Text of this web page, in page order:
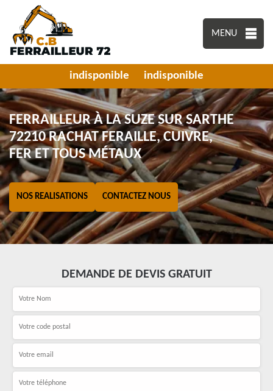
MENU
indisponible indisponible
FERRAILLEUR À LA SUZE SUR SARTHE
72210 RACHAT FERAILLE, CUIVRE,
FER ET TOUS MÉTAUX
NOS REALISATIONS CONTACTEZ NOUS
DEMANDE DE DEVIS GRATUIT